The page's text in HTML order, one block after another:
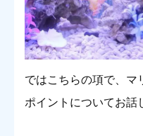
ではこちらの項で、マ
ポイントについてお話